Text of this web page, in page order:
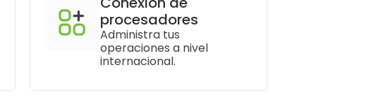
procesadores
Administra tus
operaciones a nivel
internacional.